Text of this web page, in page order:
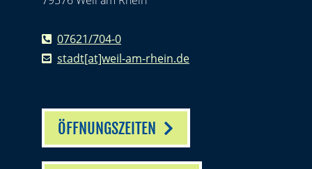
07621/704-0
stadt[at]weil-am-rhein.de
ÖFFNUNGSZEITEN